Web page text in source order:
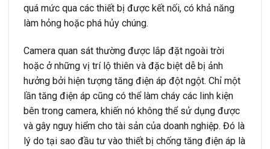
quá mức qua các thiết bị được kết nối, có khả năng
làm hỏng hoặc phá hủy chúng.
Camera quan sát thường được lắp đặt ngoài trời
hoặc ở những vị trí lộ thiên và đặc biệt dễ bị ảnh
hưởng bởi hiện tượng tăng điện áp đột ngột. Chỉ một
lần tăng điện áp cũng có thể làm cháy các linh kiện
bên trong camera, khiến nó không thể sử dụng được
và gây nguy hiểm cho tài sản của doanh nghiệp. Đó là
lý do tại sao đầu tư vào thiết bị chống tăng điện áp là